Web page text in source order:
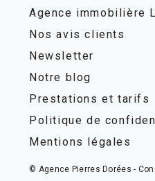
Agence immobilière
Nos avis clients
Newsletter
Notre blog
Prestations et tarifs
Politique de
Mentions légales
© Agence Pierres Dorées -